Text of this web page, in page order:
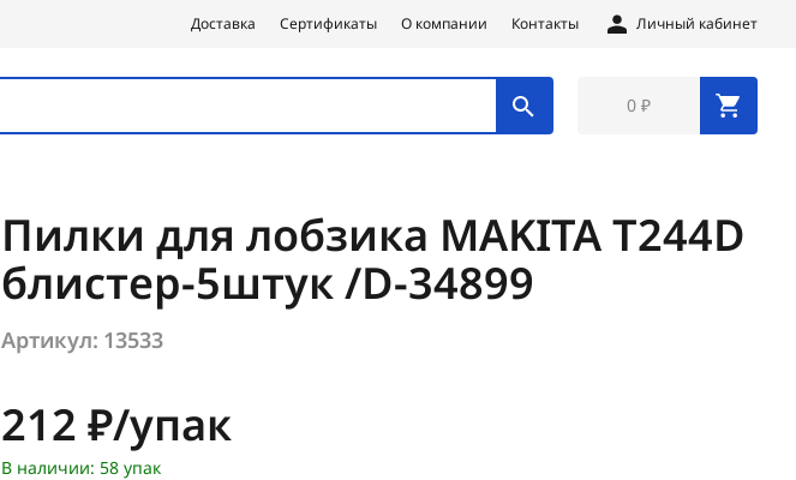
Доставка Сертификаты О компании Контакты Личный кабинет
0 ₽
Пилки для лобзика MAKITA T244D
блистер-5штук /D-34899
Артикул: 13533
Цена:
212 ₽/упак
В наличии: 58 упак